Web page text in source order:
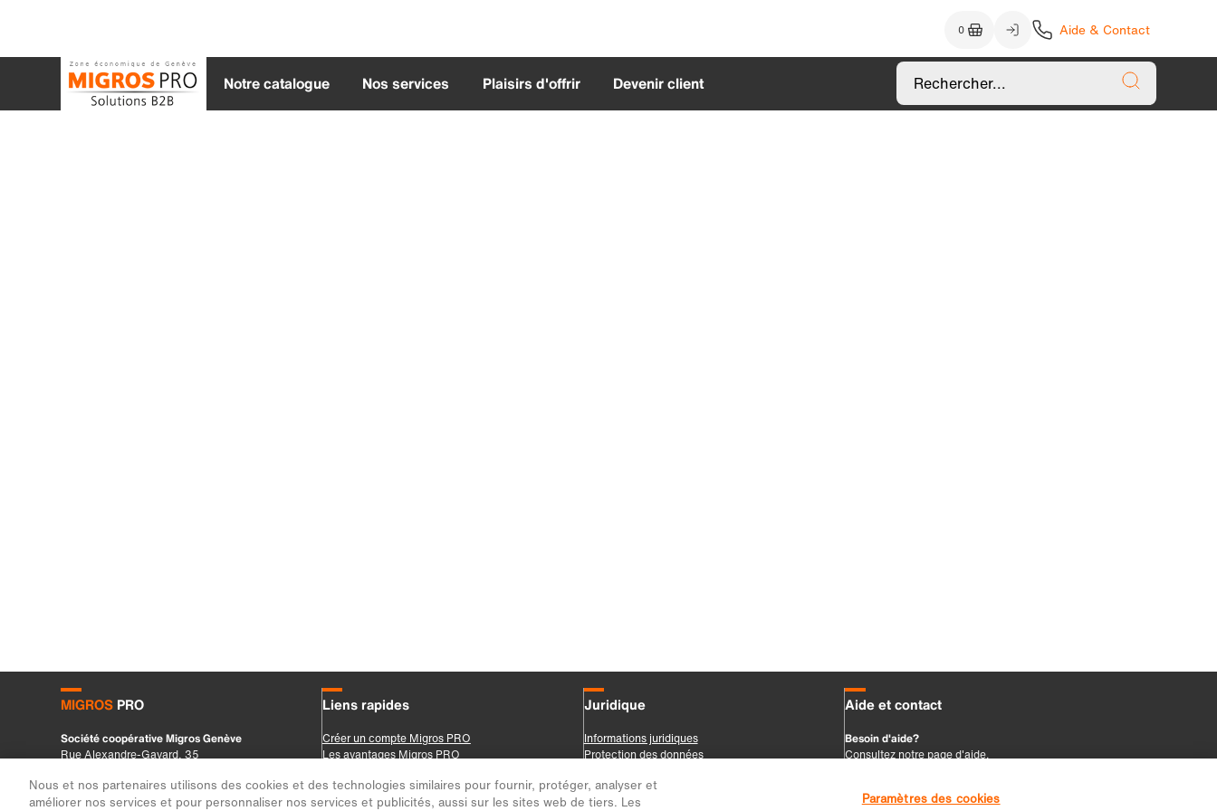
Nous et nos partenaires utilisons des cookies et des technologies similaires pour fournir, protéger, analyser et
améliorer nos services et pour personnaliser nos services et publicités, aussi sur les sites web de tiers. Les
Paramètres des cookies